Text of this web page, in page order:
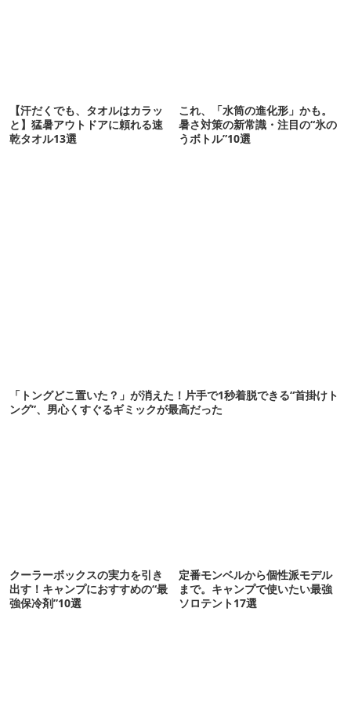
【汗だくでも、タオルはカラッ
と】猛暑アウトドアに頼れる速
乾タオル13選
これ、「水筒の進化形」かも。
暑さ対策の新常識・注目の“氷の
うボトル”10選
「トングどこ置いた？」が消えた！片手で1秒着脱できる“首掛けト
ング”、男心くすぐるギミックが最高だった
クーラーボックスの実力を引き
出す！キャンプにおすすめの“最
強保冷剤”10選
定番モンベルから個性派モデル
まで。キャンプで使いたい最強
ソロテント17選